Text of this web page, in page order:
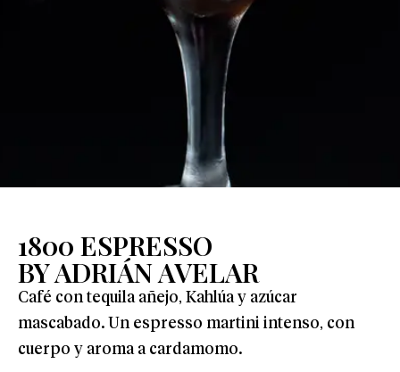
1800 ESPRESSO
BY ADRIÁN AVELAR
Café con tequila añejo, Kahlúa y azúcar
mascabado. Un espresso martini intenso, con
cuerpo y aroma a cardamomo.